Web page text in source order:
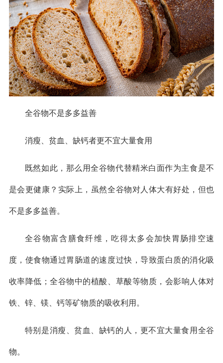
全谷物不是多多益善
消瘦、贫血、缺钙者更不宜大量食用
既然如此，那么用全谷物代替精米白面作为主食是不
是会更健康？实际上，虽然全谷物对人体大有好处，但也
不是多多益善。
全谷物富含膳食纤维，吃得太多会加快胃肠排空速
度，使食物通过胃肠道的速度过快，导致蛋白质的消化吸
收率降低；全谷物中的植酸、草酸等物质，会影响人体对
铁、锌、镁、钙等矿物质的吸收利用。
特别是消瘦、贫血、缺钙的人，更不宜大量食用全谷
物。